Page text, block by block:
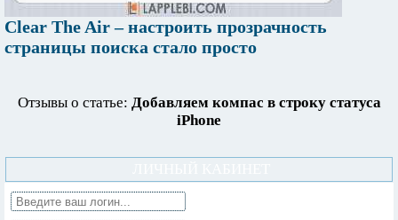
Clear The Air – настроить прозрачность
страницы поиска стало просто
Отзывы о статье: Добавляем компас в строку статуса
iPhone